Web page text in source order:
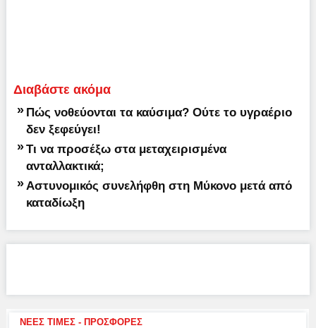
Διαβάστε ακόμα
» Πώς νοθεύονται τα καύσιμα? Ούτε το υγραέριο
δεν ξεφεύγει!
» Τι να προσέξω στα μεταχειρισμένα
ανταλλακτικά;
» Αστυνομικός συνελήφθη στη Μύκονο μετά από
καταδίωξη